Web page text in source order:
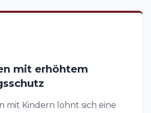
mit erhöhtem
mit Kindern lohnt sich eine